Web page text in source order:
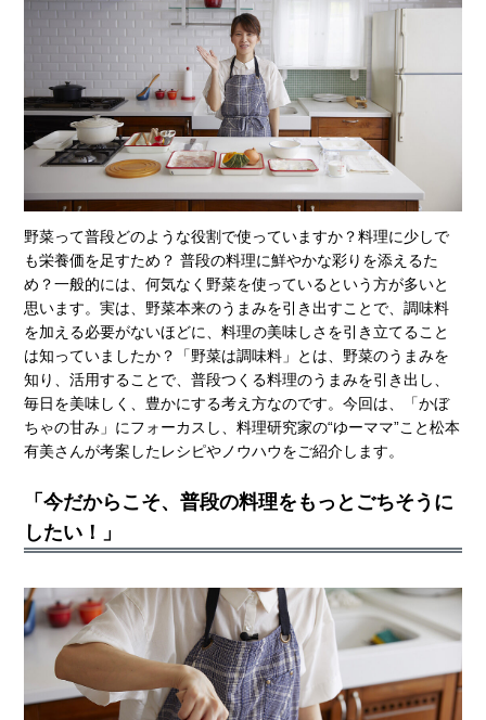
野菜って普段どのような役割で使っていますか？料理に少しで
も栄養価を足すため？ 普段の料理に鮮やかな彩りを添えるた
め？一般的には、何気なく野菜を使っているという方が多いと
思います。実は、野菜本来のうまみを引き出すことで、調味料
を加える必要がないほどに、料理の美味しさを引き立てること
は知っていましたか？「野菜は調味料」とは、野菜のうまみを
知り、活用することで、普段つくる料理のうまみを引き出し、
毎日を美味しく、豊かにする考え方なのです。今回は、「かぼ
ちゃの甘み」にフォーカスし、料理研究家の“ゆーママ”こと松本
有美さんが考案したレシピやノウハウをご紹介します。
「今だからこそ、普段の料理をもっとごちそうに
したい！」